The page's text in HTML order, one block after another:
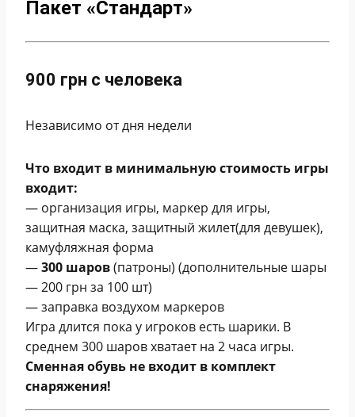
Пакет «Стандарт»
900 грн с человека
Независимо от дня недели
Что входит в минимальную стоимость игры
входит:
— организация игры, маркер для игры,
защитная маска, защитный жилет(для девушек),
камуфляжная форма
—300 шаров(патроны) (дополнительные шары
— 200 грн за 100 шт)
— заправка воздухом маркеров
Игра длится пока у игроков есть шарики. В
среднем 300 шаров хватает на 2 часа игры.
Сменная обувь не входит в комплект
снаряжения!